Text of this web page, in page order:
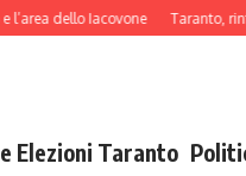
Iacovone Taranto, rinforzi
Elezioni Taranto